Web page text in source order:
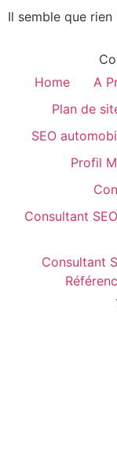
Il semble que rien
Home
A
Plan de
SEO
Profil
Consultant
Consultant